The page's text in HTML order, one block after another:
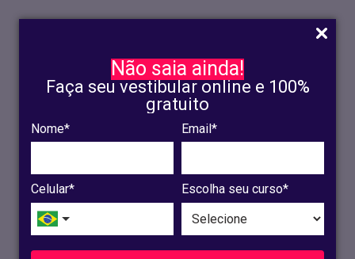
Não saia ainda!
Faça seu vestibular online e 100%
gratuito
Nome* Email*
Celular* Escolha seu curso*
INSCRIÇÃO
OLINDA
RECIFE